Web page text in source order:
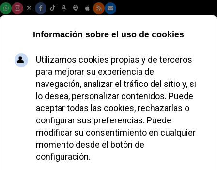
Los obispos polacos
denuncian intentos
de desacreditar a
san Juan Pablo II